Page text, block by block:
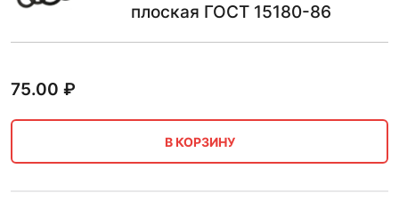
плоская ГОСТ 15180-86
75.00 ₽
В КОРЗИНУ